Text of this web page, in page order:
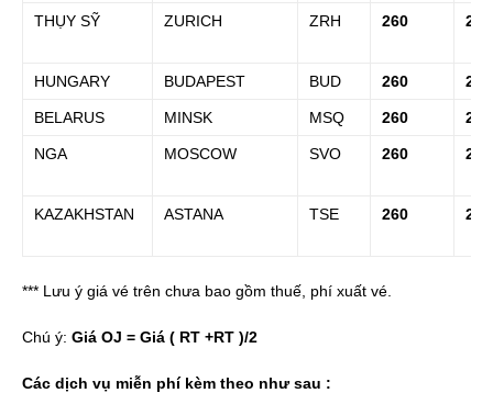
THỤY SỸ ZURICH ZRH 260 290
HUNGARY BUDAPEST BUD 260 290
BELARUS MINSK MSQ 260 290
NGA MOSCOW SVO 260 290
KAZAKHSTAN ASTANA TSE 260 290
*** Lưu ý giá vé trên chưa bao gồm thuế, phí xuất vé.
Chú ý: Giá OJ = Giá ( RT +RT )/2
Các dịch vụ miễn phí kèm theo như sau :